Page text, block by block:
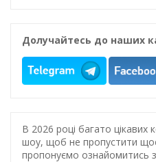
Долучайтесь до наших
В 2026 році багато цікавих
шоу, щоб не пропустити
пропонуємо ознайомитись